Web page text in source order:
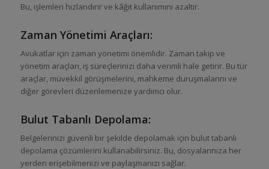
Bu, işlemleri hızlandırır ve kâğıt kullanımını azaltır.
Zaman Yönetimi Araçları:
Avukatlar için zaman yönetimi önemlidir. Zaman takip ve
yönetim araçları, iş süreçlerinizi daha verimli hale getirir. Bu tür
araçlar, müvekkil görüşmelerini, mahkeme duruşmalarını ve
diğer görevleri düzenlemenize yardımcı olur.
Bulut Tabanlı Depolama:
Belgelerinizi güvenli bir şekilde depolamak için bulut tabanlı
depolama çözümlerini kullanabilirsiniz. Bu, dosyalarınıza her
yerden erişebilmenizi ve paylaşmanızı sağlar.